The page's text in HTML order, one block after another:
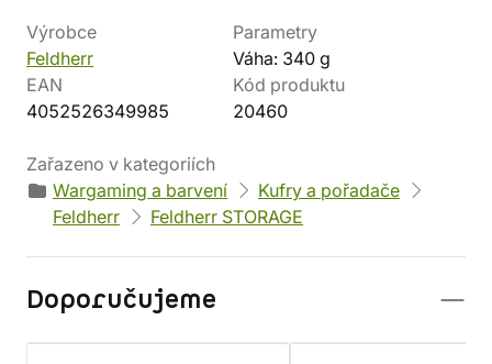
Výrobce
Feldherr
Parametry
Váha: 340 g
EAN
4052526349985
Kód produktu
20460
Zařazeno v kategoriích
Wargaming a barvení
Kufry a pořadače
Feldherr
Feldherr STORAGE
Doporučujeme